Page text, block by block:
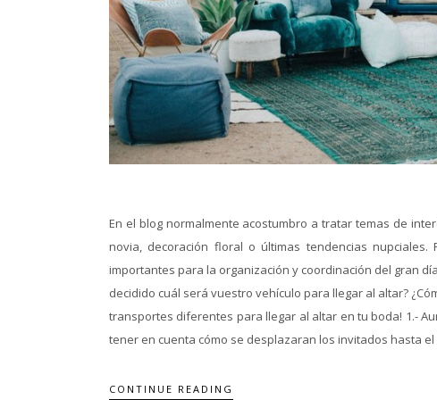
En el blog normalmente acostumbro a tratar temas de
novia, decoración floral o últimas tendencias
importantes para la organización y coordinación del gran
decidido cuál será vuestro vehículo para llegar al altar?
transportes diferentes para llegar al altar en tu boda! 1.-
tener en cuenta cómo se desplazaran los invitados hasta
CONTINUE READING